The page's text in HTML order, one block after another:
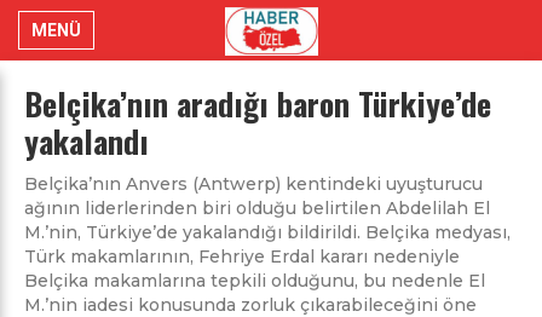
MENÜ
Belçika’nın aradığı baron Türkiye’de
yakalandı
Belçika’nın Anvers (Antwerp) kentindeki uyuşturucu
ağının liderlerinden biri olduğu belirtilen Abdelilah El
M.’nin, Türkiye’de yakalandığı bildirildi. Belçika medyası,
Türk makamlarının, Fehriye Erdal kararı nedeniyle
Belçika makamlarına tepkili olduğunu, bu nedenle El
M.’nin iadesi konusunda zorluk çıkarabileceğini öne